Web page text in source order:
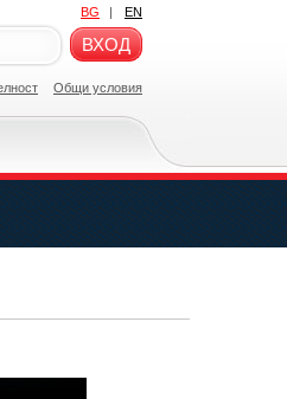
BG | EN
ВХОД
Общи условия